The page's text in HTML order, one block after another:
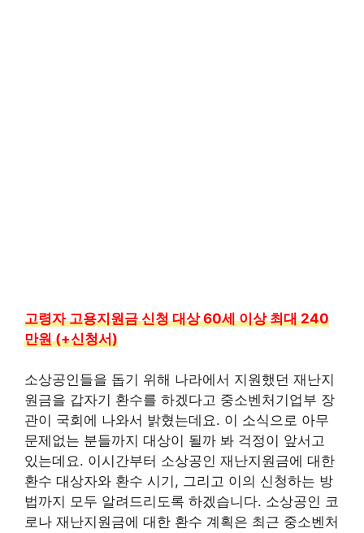
고령자 고용지원금 신청 대상 60세 이상 최대 240
만원 (+신청서)
소상공인들을 돕기 위해 나라에서 지원했던 재난지
원금을 갑자기 환수를 하겠다고 중소벤처기업부 장
관이 국회에 나와서 밝혔는데요. 이 소식으로 아무
문제없는 분들까지 대상이 될까 봐 걱정이 앞서고
있는데요. 이시간부터 소상공인 재난지원금에 대한
환수 대상자와 환수 시기, 그리고 이의 신청하는 방
법까지 모두 알려드리도록 하겠습니다. 소상공인 코
로나 재난지원금에 대한 환수 계획은 최근 중소벤처